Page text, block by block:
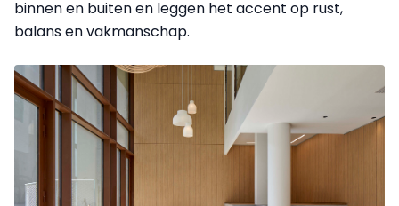
binnen en buiten en leggen het accent op rust,
balans en vakmanschap.